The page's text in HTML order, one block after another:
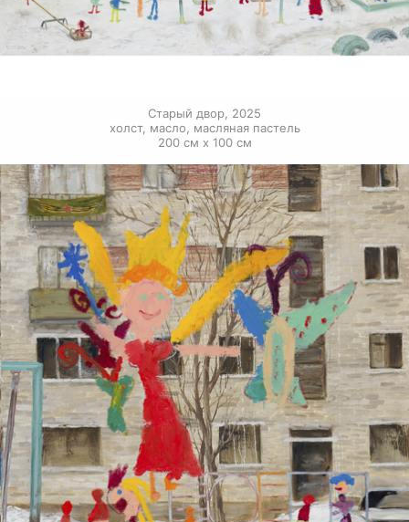
Старый двор, 2025
холст, масло, масляная пастель
200 см х 100 см